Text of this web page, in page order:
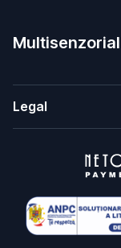
Multisenzorial
Legal